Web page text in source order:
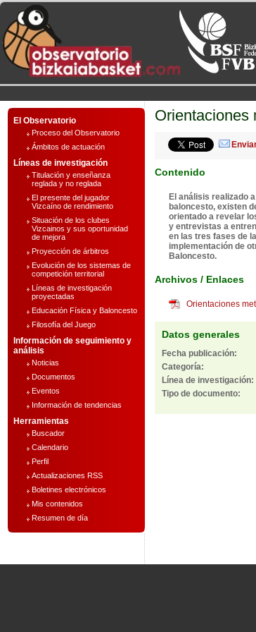
El Observatorio
Proceso del Observatorio
Ámbitos de actuación
Líneas de investigación
Titulación y enseñanza
reglada y no reglada
El presente del jugador
Vizcaíno de rendimiento
Situación de los clubes
Vizcainos y sus oportunidad
de mejora
Proyección de árbitros
Evolución de los sistemas de
competición territorial
Líneas de investigación
proyectadas
Educación Física y Baloncesto
Filosofía del Juego
Información de seguimiento y
análisis
Noticias
Documentos
Eventos
Información de tendencias
Herramientas
Buscador
Calendario
Perfil
Actualizaciones RSS
Boletines electrónicos
Mis contenidos
Resumen de día
Orientaciones
Contenido
El análisis realizado
baloncesto, existen
orientado a revelar
y entrevistas a
en las tres fases de
implementación de
Baloncesto.
Archivos / Enlaces
Orientaciones
Datos generales
Fecha publicación:
Categoría:
Línea de investigación:
Tipo de documento: